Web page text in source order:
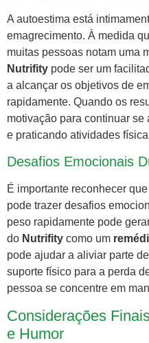
A autoestima está
emagrecimento. À medida
muitas pessoas notam uma
Nutrifity pode ser um
a alcançar os objetivos de
rapidamente. Quando os
motivação para continuar se
e praticando atividades
Desafios Emocionais
É importante reconhecer
pode trazer desafios
peso rapidamente pode
do Nutrifity como um
pode ajudar a aliviar parte
suporte físico para a perda
pessoa se concentre em
Considerações
e Humor